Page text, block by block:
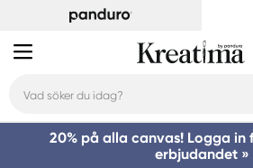
20% på alla canvas! Logga
erbjudandet »